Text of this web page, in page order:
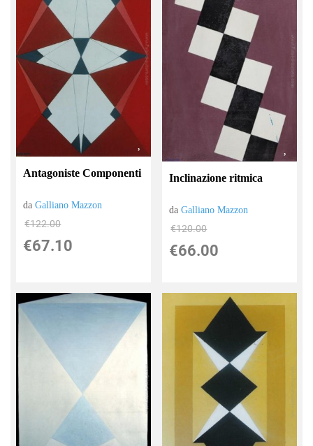
Antagoniste Componenti
daGalliano Mazzon
€122.00
€67.10
Inclinazione ritmica
daGalliano Mazzon
€120.00
€66.00